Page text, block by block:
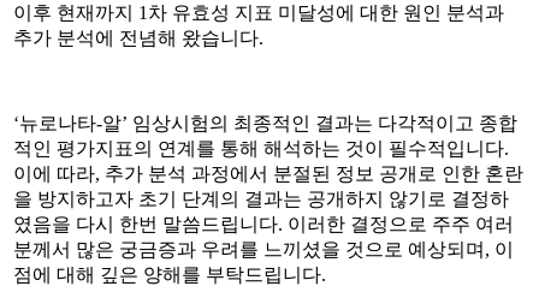
이후 현재까지
1 차 유효성 지표 미달성에 대한 원인 분석과
추가 분석에 전념해 왔습니다.
‘뉴로나타-알’ 임상시험의 최종적인 결과는 다각적이고 종합
적인 평가지표의 연계를 통해 해석하는 것이 필수적입니다.
이에 따라, 추가 분석 과정에서 분절된 정보 공개로 인한 혼란
을 방지하고자 초기 단계의 결과는 공개하지 않기로 결정하
였음을 다시 한번 말씀드립니다. 이러한 결정으로 주주 여러
분께서 많은 궁금증과 우려를 느끼셨을 것으로 예상되며 , 이
점에 대해 깊은 양해를 부탁드립니다.